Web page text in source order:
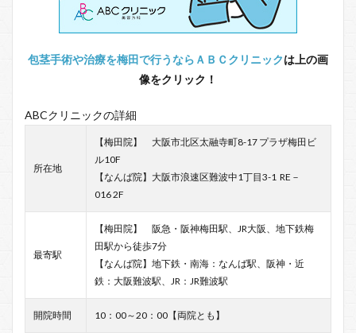
包茎手術や治療を梅田で行うならＡＢＣクリニックは上の画
像をクリック！
ABCクリニックの詳細
所在地
【梅田院】 大阪市北区太融寺町8-17 プラザ梅田ビ
ル10F
【なんば院】大阪市浪速区難波中1丁目3-1 RE－
016 2F
最寄駅
【梅田院】 阪急・阪神梅田駅、JR大阪、地下鉄梅
田駅から徒歩7分
【なんば院】地下鉄・南海：なんば駅、阪神・近
鉄：大阪難波駅、JR：JR難波駅
開院時間 10：00～20：00【両院とも】